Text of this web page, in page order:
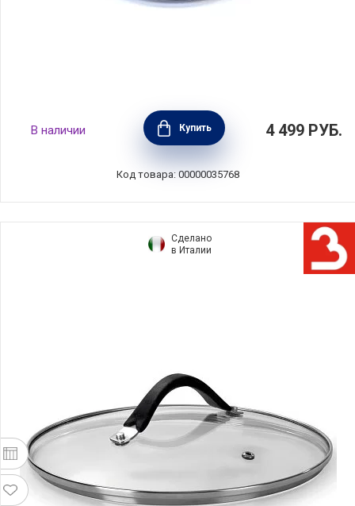
Крышка стеклянная COMFORT GLASS 22 см,
Silampos, Португалия, 634000WR8122100
В наличии Купить 4 499 РУБ.
Код товара: 00000035768
Сделано
в Италии